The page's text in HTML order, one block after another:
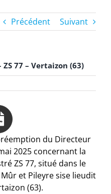
Précédent Suivant
77 – Vertaizon (63)
du Directeur
2025 concernant la
ZS 77, situé dans le
Mûr et Pileyre sise lieudit
(63).